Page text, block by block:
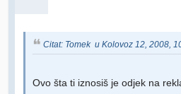
Citat: Tomek u Kolovoz 12, 2008,
Ovo šta ti iznosiš je odjek na